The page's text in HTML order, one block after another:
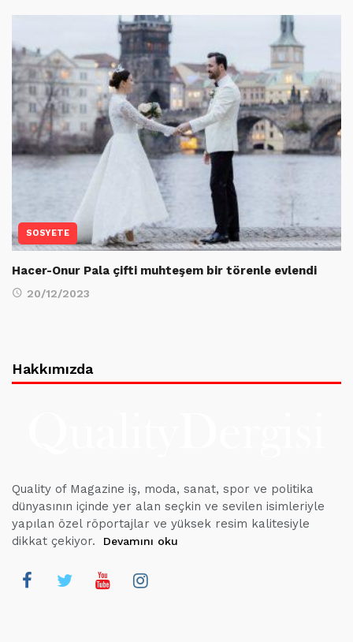
SOSYETE
Hacer-Onur Pala çifti muhteşem bir törenle evlendi
20/12/2023
Hakkımızda
Quality of Magazine iş, moda, sanat, spor ve politika
dünyasının içinde yer alan seçkin ve sevilen isimleriyle
yapılan özel röportajlar ve yüksek resim kalitesiyle
dikkat çekiyor.
Devamını oku